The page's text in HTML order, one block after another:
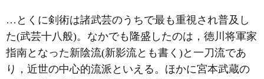
…とくに剣術は諸武芸のうちで最も重視され普及し
た(武芸十八般)。なかでも隆盛したのは，徳川将軍家
指南となった新陰流(新影流とも書く)と 一刀流であ
り，近世の中心的流派といえる。ほかに宮本武蔵の